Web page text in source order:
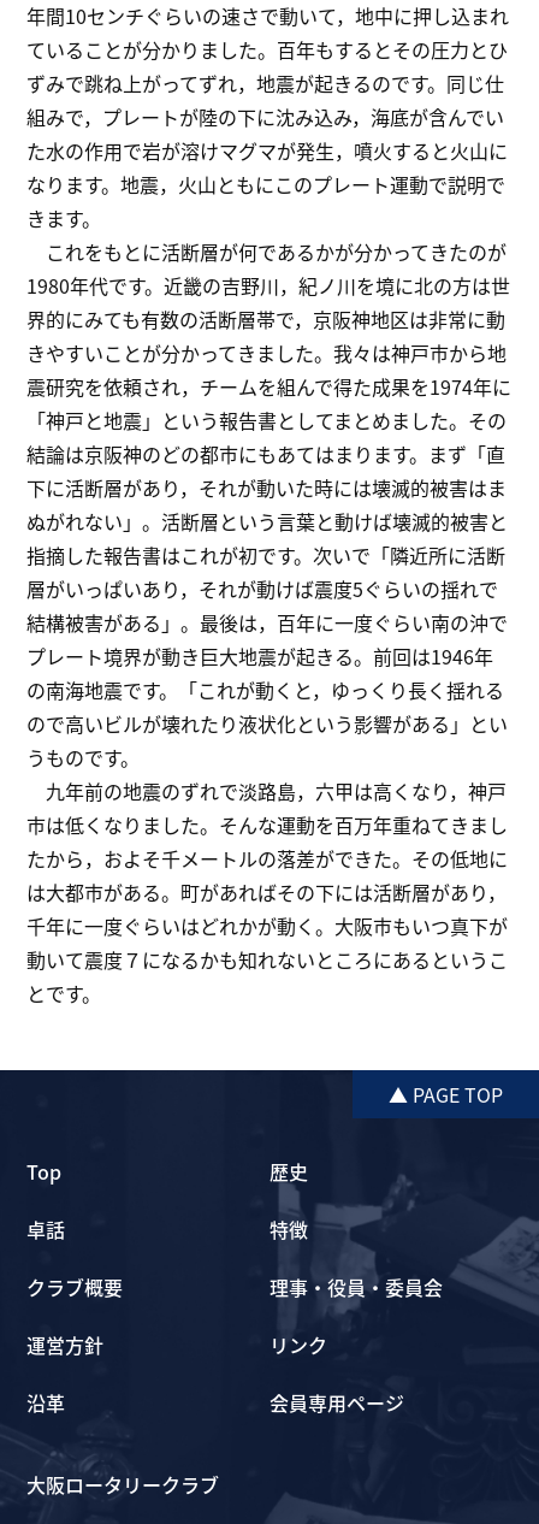
年間10センチぐらいの速さで動いて，地中に押し込まれ
ていることが分かりました。百年もするとその圧力とひ
ずみで跳ね上がってずれ，地震が起きるのです。同じ仕
組みで，プレートが陸の下に沈み込み，海底が含んでい
た水の作用で岩が溶けマグマが発生，噴火すると火山に
なります。地震，火山ともにこのプレート運動で説明で
きます。
これをもとに活断層が何であるかが分かってきたのが
1980年代です。近畿の吉野川，紀ノ川を境に北の方は世
界的にみても有数の活断層帯で，京阪神地区は非常に動
きやすいことが分かってきました。我々は神戸市から地
震研究を依頼され，チームを組んで得た成果を1974年に
「神戸と地震」という報告書としてまとめました。その
結論は京阪神のどの都市にもあてはまります。まず「直
下に活断層があり，それが動いた時には壊滅的被害はま
ぬがれない」。活断層という言葉と動けば壊滅的被害と
指摘した報告書はこれが初です。次いで「隣近所に活断
層がいっぱいあり，それが動けば震度5ぐらいの揺れで
結構被害がある」。最後は，百年に一度ぐらい南の沖で
プレート境界が動き巨大地震が起きる。前回は1946年
の南海地震です。「これが動くと，ゆっくり長く揺れる
ので高いビルが壊れたり液状化という影響がある」とい
うものです。
九年前の地震のずれで淡路島，六甲は高くなり，神戸
市は低くなりました。そんな運動を百万年重ねてきまし
たから，およそ千メートルの落差ができた。その低地に
は大都市がある。町があればその下には活断層があり，
千年に一度ぐらいはどれかが動く。大阪市もいつ真下が
動いて震度７になるかも知れないところにあるというこ
とです。
▲ PAGE TOP
Top
卓話
クラブ概要
運営方針
沿革
歴史
特徴
理事・役員・委員会
リンク
会員専用ページ
大阪ロータリークラブ